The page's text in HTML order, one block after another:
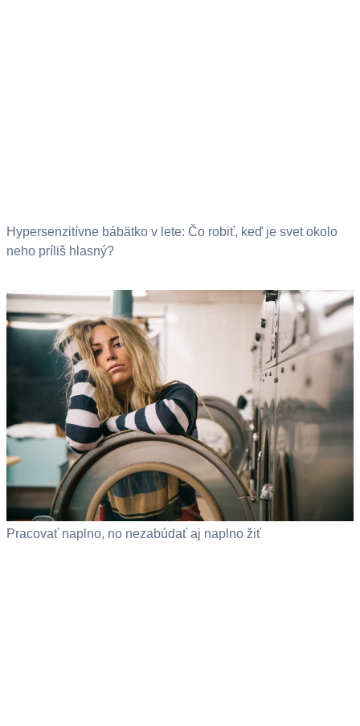
Hypersenzitívne bábätko v lete: Čo robiť, keď je svet okolo
neho príliš hlasný?
Pracovať naplno, no nezabúdať aj naplno žiť